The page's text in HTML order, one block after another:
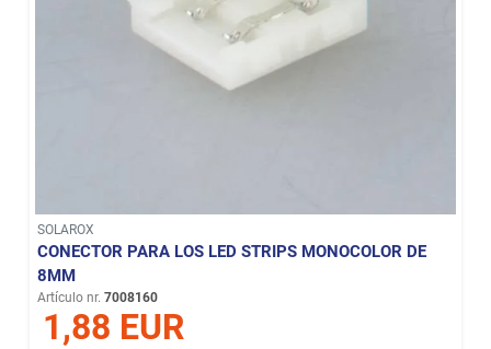
SOLAROX
CONECTOR PARA LOS LED STRIPS MONOCOLOR DE
8MM
Artículo nr. 7008160
1,88 EUR